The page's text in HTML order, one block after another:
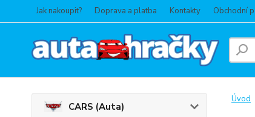
Jak nakoupit? Doprava a platba Kontakty Obchodní
CARS (Auta)
Úvod